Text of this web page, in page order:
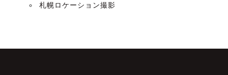
札幌ロケーション撮影